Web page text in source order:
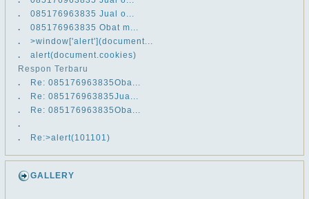
.
​​085176963835 Jual o...
.
​​085176963835 Obat m...
.
>window['alert'](document...
.
alert(document.cookies)
Respon Terbaru
.
Re: ​​085176963835Oba...
.
Re: ​​085176963835Jua...
.
Re: ​​085176963835Oba...
.
.
Re:>alert(101101)
GALLERY